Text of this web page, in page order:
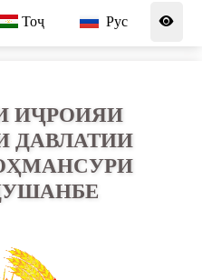
Тоҷ Рус
ИҶРОИЯИ
ДАВЛАТИИ